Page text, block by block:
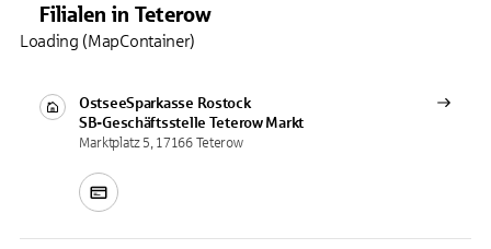
Filialen in Teterow
OstseeSparkasse Rostock
SB-Geschäftsstelle Teterow Markt
Marktplatz 5, 17166 Teterow
Loading (MapContainer)